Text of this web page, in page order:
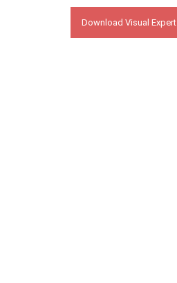
Download Visual Expert